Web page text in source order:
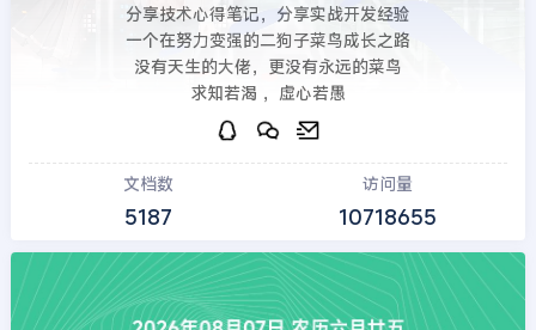
分享技术心得笔记，分享实战开发经验
一个在努力变强的二狗子菜鸟成长之路
没有天生的大佬，更没有永远的菜鸟
求知若渴 ，虚心若愚
文档数
5187
访问量
10718655